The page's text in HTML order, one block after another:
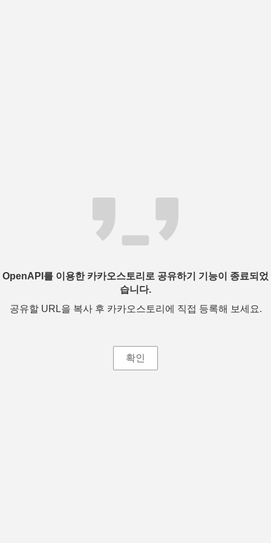
OpenAPI를 이용한 카카오스토리로 공유하기 기능이 종료되었
습니다.
공유할 URL을 복사 후 카카오스토리에 직접 등록해 보세요.
확인